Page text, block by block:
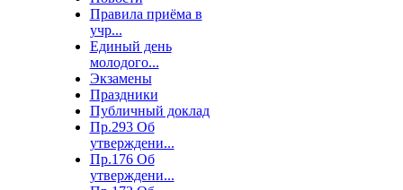
Правила приёма в
учр...
Единый день
молодого...
Экзамены
Праздники
Публичный доклад
Пр.293 Об
утверждени...
Пр.176 Об
утверждени...